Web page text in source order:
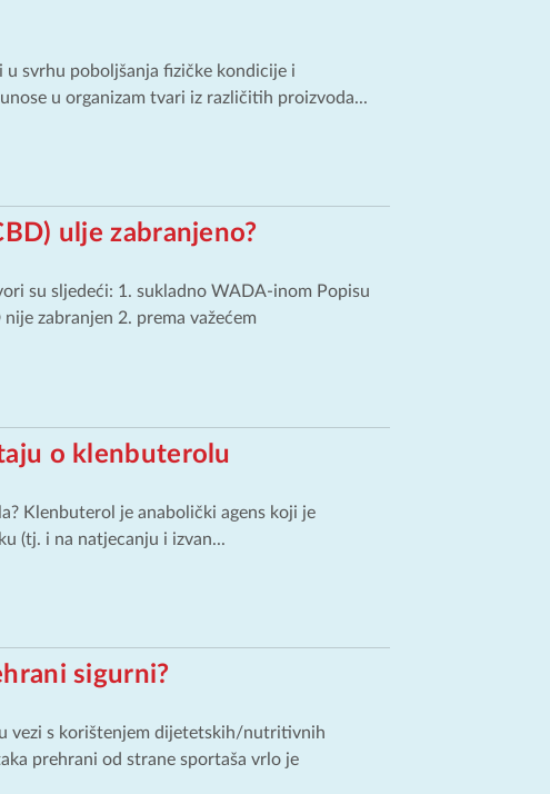
svrhu poboljšanja fizičke kondicije i
u organizam tvari iz različitih proizvoda...
ulje zabranjeno?
su sljedeći: 1. sukladno WADA-inom Popisu
zabranjen 2. prema važećem
o klenbuterolu
Klenbuterol je anabolički agens koji je
(tj. i na natjecanju i izvan...
sigurni?
vezi s korištenjem dijetetskih/nutritivnih
prehrani od strane sportaša vrlo je